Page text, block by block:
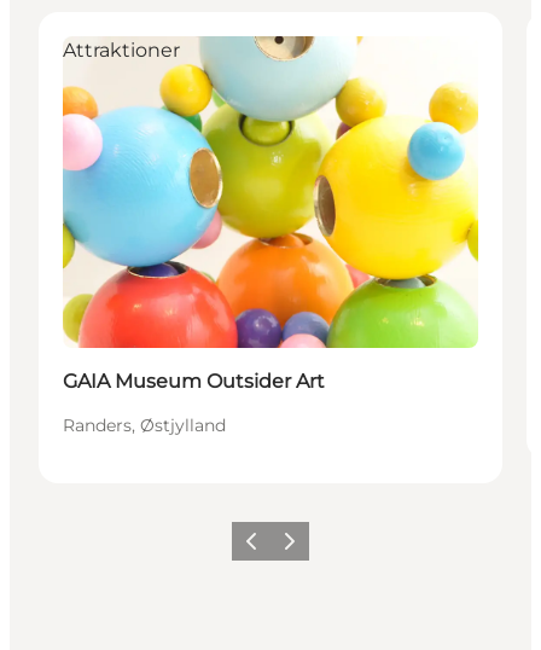
Attraktioner
GAIA Museum Outsider Art
Randers, Østjylland
ForrigeNæste